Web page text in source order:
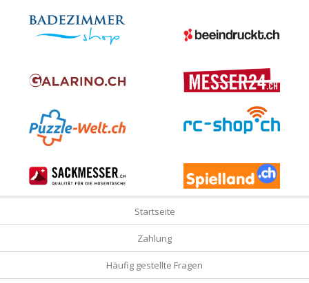
Startseite
Zahlung
Häufig gestellte Fragen